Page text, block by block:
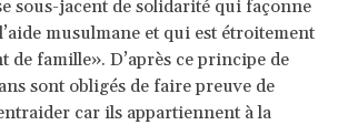
sous-jacent de solidarité qui façonne
musulmane et qui est étroitement
de famille». D’après ce principe de
sont obligés de faire preuve de
car ils appartiennent à la